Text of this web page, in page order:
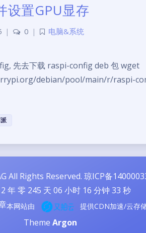
夜间模式
置GPU显存
| 0 |
电脑&系统
先去下载 raspi-config deb 包 wget
debian/pool/main/r/raspi-
All Rights Reserved. 琼ICP备
年 零 245 天 06 小时 16 分钟 34 秒
本网站由 提供CDN加速/云存
Theme Argon